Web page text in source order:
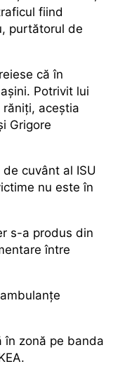
fiind
purtătorul de
că în
Potrivit lui
aceștia
Grigore
cuvânt al ISU
nu este în
s-a produs din
între
în zonă pe banda